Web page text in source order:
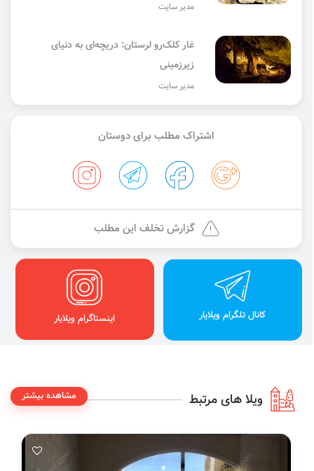
مدیر سایت
غار کلک‌رو لرستان: دریچه‌ای به دنیای
زیرزمینی
مدیر سایت
اشتراک مطلب برای دوستان
گزارش تخلف این مطلب
کانال تلگرام ویلایار اینستاگرام ویلایار
ویلا های مرتبط مشاهده بیشتر